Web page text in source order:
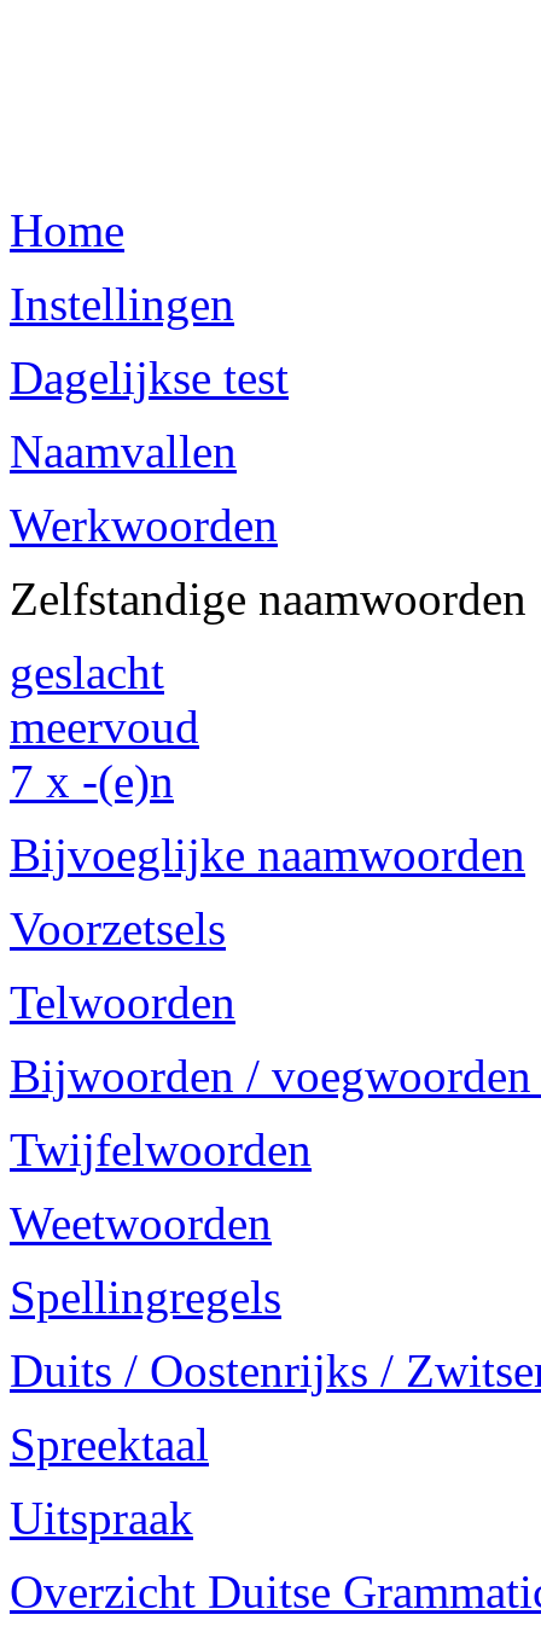
Home
Instellingen
Dagelijkse test
Naamvallen
Werkwoorden
Zelfstandige naamwoorden
geslacht
meervoud
7 x -(e)n
Bijvoeglijke naamwoorden
Voorzetsels
Telwoorden
Bijwoorden /
Twijfelwoorden
Weetwoorden
Spellingregels
Duits / Oostenrijks /
Spreektaal
Uitspraak
Overzicht Duitse